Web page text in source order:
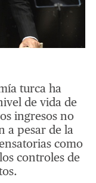
turca ha
de vida de
ingresos no
a pesar de la
como
controles de